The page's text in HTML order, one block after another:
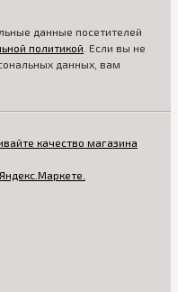
необходимое – от
до красочных
мебель с хохломой,
каждый сможет найти
данные посетителей
политикой . Если вы не
данных, вам